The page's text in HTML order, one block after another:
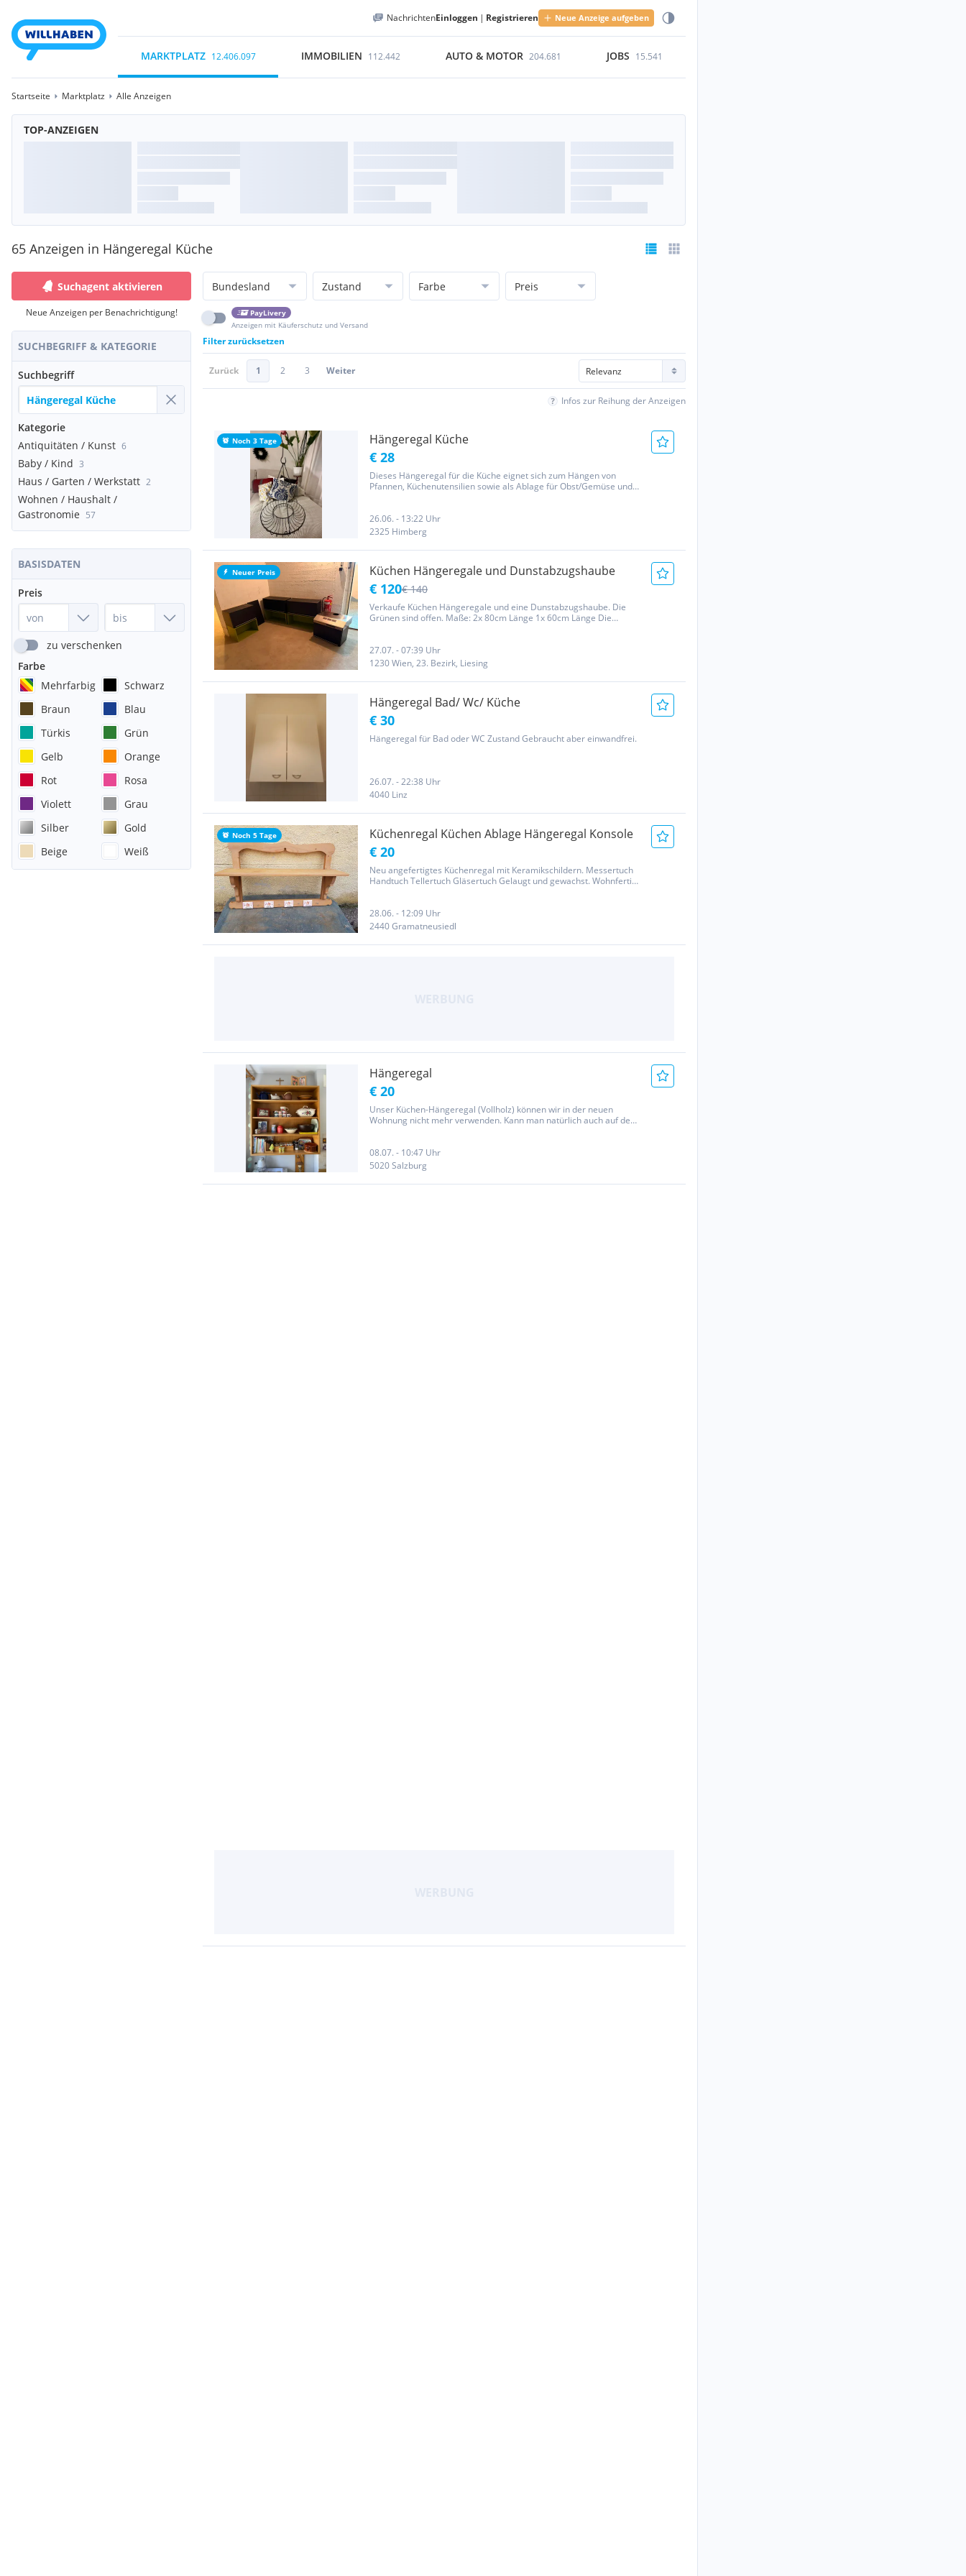
NachrichtenEinloggen | Registrieren Neue Anzeige aufgeben
MARKTPLATZ 12.406.097 IMMOBILIEN 112.442 AUTO & MOTOR 204.681 JOBS 15.541
Startseite Marktplatz Alle Anzeigen
TOP-ANZEIGEN
65 Anzeigen in Hängeregal Küche
Suchagent aktivieren
Neue Anzeigen per Benachrichtigung!
SUCHBEGRIFF & KATEGORIE
Suchbegriff
Kategorie
Antiquitäten / Kunst 6
Baby / Kind 3
Haus / Garten / Werkstatt 2
Wohnen / Haushalt /
Gastronomie 57
BASISDATEN
Preis
zu verschenken
Farbe
Mehrfarbig
Schwarz
Braun
Blau
Türkis
Grün
Gelb
Orange
Rot
Rosa
Violett
Grau
Silber
Gold
Beige
Weiß
Bundesland Zustand Farbe Preis
PayLivery
Anzeigen mit Käuferschutz und Versand
Filter zurücksetzen
Zurück 1 2 3 Weiter
Infos zur Reihung der Anzeigen
Noch 3 Tage Hängeregal Küche
€ 28
Dieses Hängeregal für die Küche eignet sich zum Hängen von
Pfannen, Küchenutensilien sowie als Ablage für Obst/Gemüse und
auf...
26.06. - 13:22 Uhr
2325 Himberg
Neuer Preis Küchen Hängeregale und Dunstabzugshaube
€ 120€ 140
Verkaufe Küchen Hängeregale und eine Dunstabzugshaube. Die
Grünen sind offen. Maße: 2x 80cm Länge 1x 60cm Länge Die
haben diese vom...
27.07. - 07:39 Uhr
1230 Wien, 23. Bezirk, Liesing
Hängeregal Bad/ Wc/ Küche
€ 30
Hängeregal für Bad oder WC Zustand Gebraucht aber einwandfrei.
26.07. - 22:38 Uhr
4040 Linz
Noch 5 Tage Küchenregal Küchen Ablage Hängeregal Konsole
€ 20
Neu angefertigtes Küchenregal mit Keramikschildern. Messertuch
Handtuch Tellertuch Gläsertuch Gelaugt und gewachst. Wohnfertig
28.06. - 12:09 Uhr
2440 Gramatneusiedl
Hängeregal
€ 20
Unser Küchen-Hängeregal (Vollholz) können wir in der neuen
Wohnung nicht mehr verwenden. Kann man natürlich auch auf dem
08.07. - 10:47 Uhr
5020 Salzburg